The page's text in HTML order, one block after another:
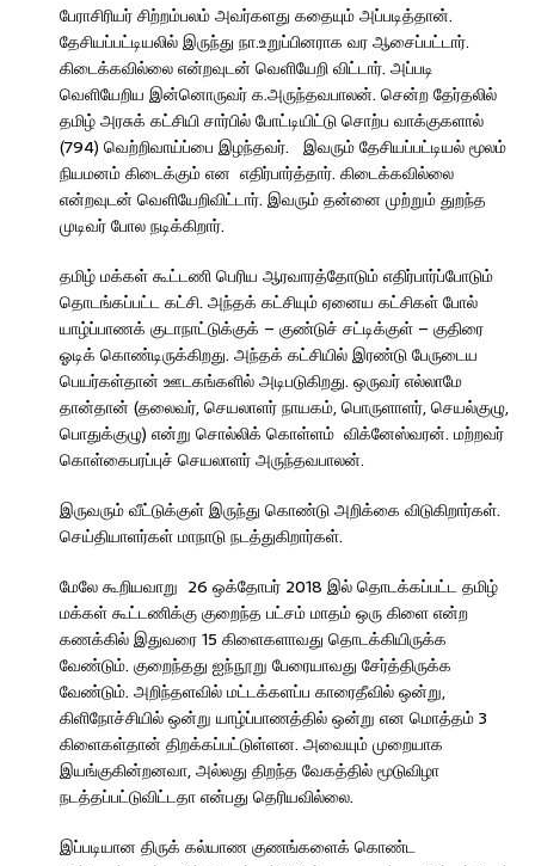
பேராசிரியர் சிற்றம்பலம் அவர்களது கதையும் அப்படித்தான்.
தேசியப்பட்டியலில் இருந்து நா.உறுப்பினராக வர ஆசைப்பட்டார்.
கிடைக்கவில்லை என்றவுடன் வெளியேறி விட்டார். அப்படி
வெளியேறிய இன்னொருவர் க.அருந்தவபாலன். சென்ற தேர்தலில்
தமிழ் அரசுக் கட்சியி சார்பில் போட்டியிட்டு சொற்ப வாக்குகளால்
(794) வெற்றிவாய்ப்பை இழந்தவர். இவரும் தேசியப்பட்டியல் மூலம்
நியமனம் கிடைக்கும் என எதிர்பார்த்தார். கிடைக்கவில்லை
என்றவுடன் வெளியேறிவிட்டார். இவரும் தன்னை முற்றும் துறந்த
முடிவர் போல நடிக்கிறார்.
தமிழ் மக்கள் கூட்டணி பெரிய ஆரவாரத்தோடும் எதிர்பார்ப்போடும்
தொடங்கப்பட்ட கட்சி. அந்தக் கட்சியும் ஏனைய கட்சிகள் போல்
யாழ்ப்பாணக் குடாநாட்டுக்குக் – குண்டுச் சட்டிக்குள் – குதிரை
ஓடிக் கொண்டிருக்கிறது. அந்தக் கட்சியில் இரண்டு பேருடைய
பெயர்கள்தான் ஊடகங்களில் அடிபடுகிறது. ஒருவர் எல்லாமே
தான்தான் (தலைவர், செயலாளர் நாயகம், பொருளாளர், செயல்குழு,
பொதுக்குழு) என்று சொல்லிக் கொள்ளம் விக்னேஸ்வரன். மற்றவர்
கொள்கைபரப்புச் செயலாளர் அருந்தவபாலன்.
இருவரும் வீட்டுக்குள் இருந்து கொண்டு அறிக்கை விடுகிறார்கள்.
செய்தியாளர்கள் மாநாடு நடத்துகிறார்கள்.
மேலே கூறியவாறு 26 ஒக்தோபர் 2018 இல் தொடக்கப்பட்ட தமிழ்
மக்கள் கூட்டணிக்கு குறைந்த பட்சம் மாதம் ஒரு கிளை என்ற
கணக்கில் இதுவரை 15 கிளைகளாவது தொடக்கியிருக்க
வேண்டும். குறைந்தது ஐந்நூறு பேரையாவது சேர்த்திருக்க
வேண்டும். அறிந்தளவில் மட்டக்களப்ப காரைதீவில் ஒன்று,
கிளிநோச்சியில் ஒன்று யாழ்ப்பாணத்தில் ஒன்று என மொத்தம் 3
கிளைகள்தான் திறக்கப்பட்டுள்ளன. அவையும் முறையாக
இயங்குகின்றனவா, அல்லது திறந்த வேகத்தில் மூடுவிழா
நடத்தப்பட்டுவிட்டதா என்பது தெரியவில்லை.
இப்படியான திருக் கல்யாண குணங்களைக் கொண்ட